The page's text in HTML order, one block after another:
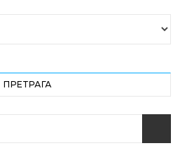
ПРЕТРАГА